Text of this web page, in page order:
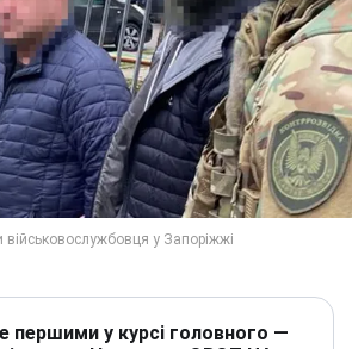
першими у курсі головного —